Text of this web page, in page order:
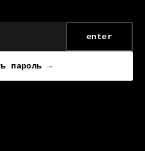
enter
пароль →